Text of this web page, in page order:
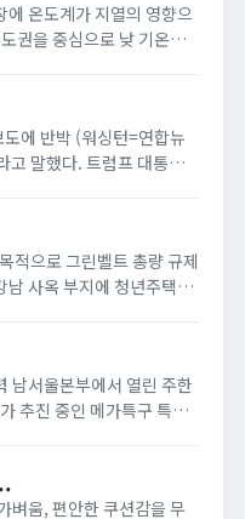
에 온도계가 지열의 영향으
권을 중심으로 낮 기온이
에 반박 (워싱턴=연합뉴
고 말했다. 트럼프 대통령
적으로 그린벨트 총량 규제
사옥 부지에 청년주택”
남서울본부에서 열린 주한
추진 중인 메가특구 특별
벼움, 편안한 쿠션감을 무